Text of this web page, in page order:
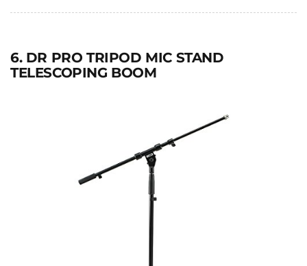
6. DR PRO TRIPOD MIC STAND
TELESCOPING BOOM